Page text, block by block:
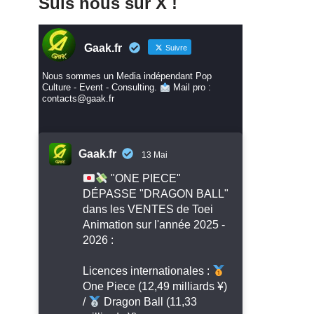
Gaak.fr Suivre
Nous sommes un Media indépendant Pop
Culture - Event - Consulting.
Mail pro :
contacts@gaak.fr
Gaak.fr 13 Mai
"ONE PIECE"
DÉPASSE "DRAGON BALL"
dans les VENTES de Toei
Animation sur l'année 2025 -
2026 :
Licences internationales :
One Piece (12,49 milliards ¥)
/
Dragon Ball (11,33